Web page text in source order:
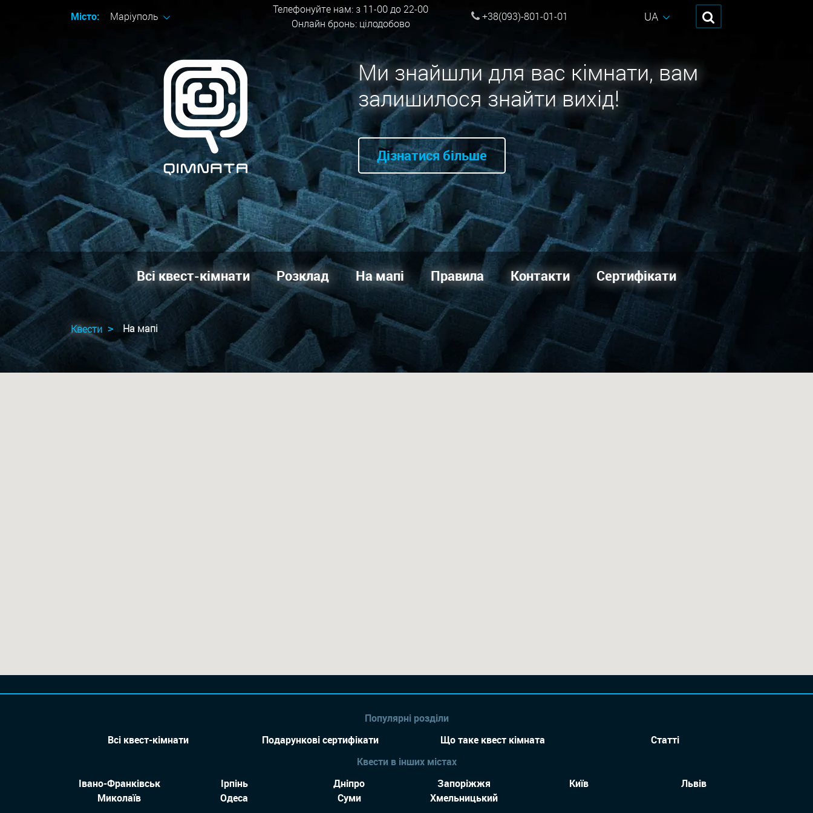
Місто: Маріуполь
Телефонуйте нам: з 11-00 до 22-00
Онлайн бронь: цілодобово
+38(093)-801-01-01 UA
Ми знайшли для вас кімнати, вам
залишилося знайти вихід!
Дізнатися більше
Всі квест-кімнати Розклад На мапі Правила Контакти Сертифікати
Квести На мапi
Популярні розділи
Всі квест-кімнати
Подарункові сертифікати Що таке квест кімната
Статті
Квести в інших містах
Івано-Франківськ
Ірпінь Дніпро Запоріжжя Київ
Львів
Миколаїв
Одеса Суми
Хмельницький